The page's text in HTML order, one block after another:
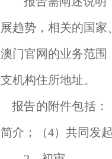
展趋势，相关的国
澳门官网的业务范围
支机构住所地址。
报告的附件包括：
简介；（4）共同发